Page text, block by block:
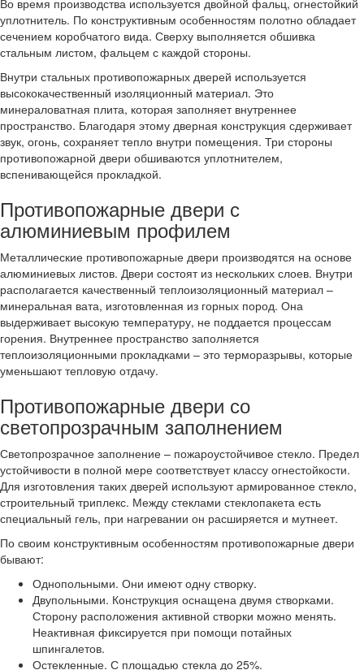
Во время производства используется двойной фальц, огнестойкий
уплотнитель. По конструктивным особенностям полотно обладает
сечением коробчатого вида. Сверху выполняется обшивка
стальным листом, фальцем с каждой стороны.
Внутри стальных противопожарных дверей используется
высококачественный изоляционный материал. Это
минераловатная плита, которая заполняет внутреннее
пространство. Благодаря этому дверная конструкция сдерживает
звук, огонь, сохраняет тепло внутри помещения. Три стороны
противопожарной двери обшиваются уплотнителем,
вспенивающейся прокладкой.
Противопожарные двери с
алюминиевым профилем
Металлические противопожарные двери производятся на основе
алюминиевых листов. Двери состоят из нескольких слоев. Внутри
располагается качественный теплоизоляционный материал –
минеральная вата, изготовленная из горных пород. Она
выдерживает высокую температуру, не поддается процессам
горения. Внутреннее пространство заполняется
теплоизоляционными прокладками – это терморазрывы, которые
уменьшают тепловую отдачу.
Противопожарные двери со
светопрозрачным заполнением
Светопрозрачное заполнение – пожароустойчивое стекло. Предел
устойчивости в полной мере соответствует классу огнестойкости.
Для изготовления таких дверей используют армированное стекло,
строительный триплекс. Между стеклами стеклопакета есть
специальный гель, при нагревании он расширяется и мутнеет.
По своим конструктивным особенностям противопожарные двери
бывают:
Однопольными. Они имеют одну створку.
Двупольными. Конструкция оснащена двумя створками.
Сторону расположения активной створки можно менять.
Неактивная фиксируется при помощи потайных
шпингалетов.
Остекленные. С площадью стекла до 25%.